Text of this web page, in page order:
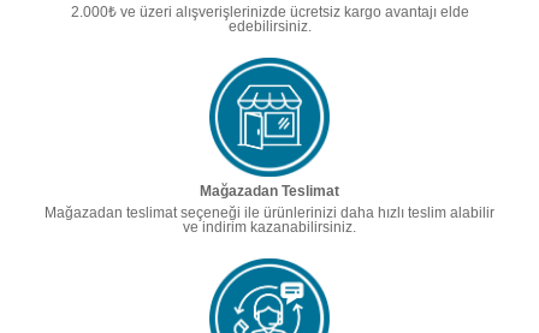
2.000₺ ve üzeri alışverişlerinizde ücretsiz kargo avantajı elde
edebilirsiniz.
Mağazadan Teslimat
Mağazadan teslimat seçeneği ile ürünlerinizi daha hızlı teslim alabilir
ve indirim kazanabilirsiniz.